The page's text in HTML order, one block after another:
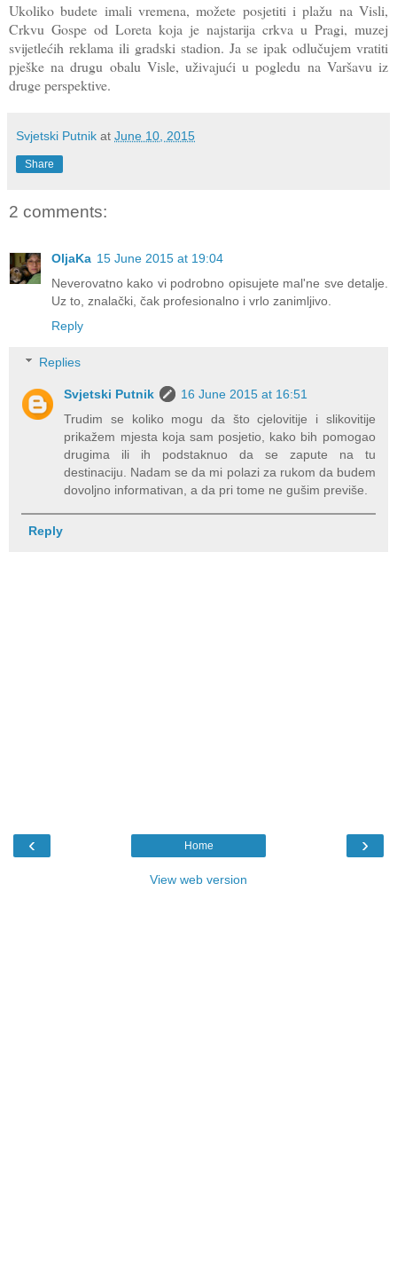
Ukoliko budete imali vremena, možete posjetiti i plažu na Visli,
Crkvu Gospe od Loreta koja je najstarija crkva u Pragi, muzej
svijetlećih reklama ili gradski stadion. Ja se ipak odlučujem vratiti
pješke na drugu obalu Visle, uživajući u pogledu na Varšavu iz
druge perspektive.
Svjetski Putnik at June 10, 2015
Share
2 comments:
OljaKa 15 June 2015 at 19:04
Neverovatno kako vi podrobno opisujete mal'ne sve detalje.
Uz to, znalački, čak profesionalno i vrlo zanimljivo.
Reply
Replies
Svjetski Putnik
16 June 2015 at 16:51
Trudim se koliko mogu da što cjelovitije i slikovitije
prikažem mjesta koja sam posjetio, kako bih pomogao
drugima ili ih podstaknuo da se zapute na tu
destinaciju. Nadam se da mi polazi za rukom da budem
dovoljno informativan, a da pri tome ne gušim previše.
Reply
‹ ›
Home
View web version